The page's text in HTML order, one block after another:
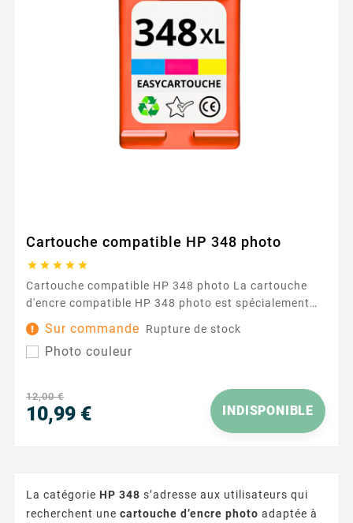
Cartouche compatible HP 348 photo
    
Cartouche compatible HP 348 photo La cartouche
d'encre compatible HP 348 photo est spécialement
conçue pour fournir des impressions photo de qualité
supérieure. Que ce soit pour des souvenirs
personnels ou des projets professionnels, cette
nets, assurant ainsi des photos éclatantes et
durables. Caractéristiques...
Sur commande Rupture de stock
Photo couleur
12,00 €
10,99 € INDISPONIBLE
La catégorie HP 348 s’adresse aux utilisateurs qui
recherchent une cartouche d’encre photo adaptée à